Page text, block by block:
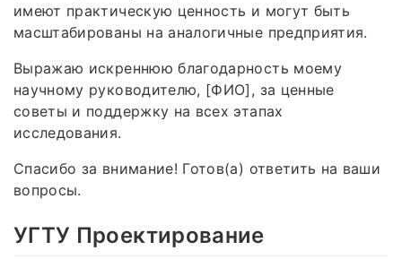
имеют практическую ценность и могут быть
масштабированы на аналогичные предприятия.
Выражаю искреннюю благодарность моему
научному руководителю, [ФИО], за ценные
советы и поддержку на всех этапах
исследования.
Спасибо за внимание! Готов(а) ответить на ваши
вопросы.
УГТУ Проектирование